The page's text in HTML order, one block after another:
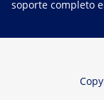
soporte completo